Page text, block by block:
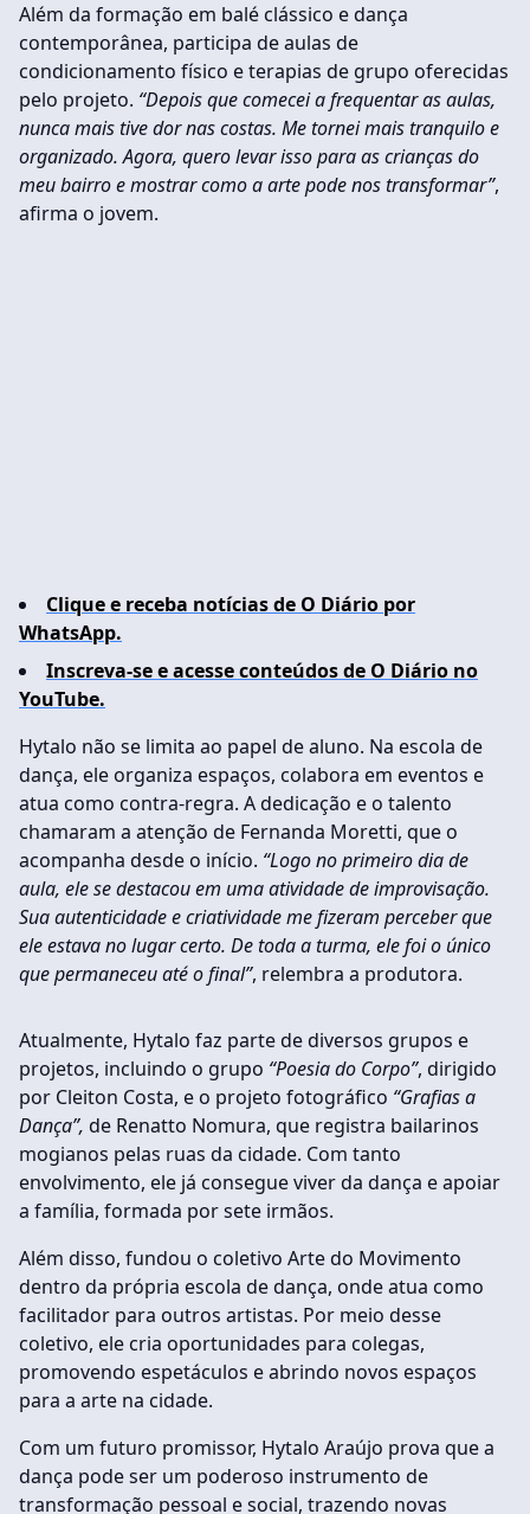
Além da formação em balé clássico e dança
contemporânea, participa de aulas de
condicionamento físico e terapias de grupo oferecidas
pelo projeto. “Depois que comecei a frequentar as aulas,
nunca mais tive dor nas costas. Me tornei mais tranquilo e
organizado. Agora, quero levar isso para as crianças do
meu bairro e mostrar como a arte pode nos transformar”,
afirma o jovem.
Clique e receba notícias de O Diário por
WhatsApp.
Inscreva-se e acesse conteúdos de O Diário no
YouTube.
Hytalo não se limita ao papel de aluno. Na escola de
dança, ele organiza espaços, colabora em eventos e
atua como contra-regra. A dedicação e o talento
chamaram a atenção de Fernanda Moretti, que o
acompanha desde o início. “Logo no primeiro dia de
aula, ele se destacou em uma atividade de improvisação.
Sua autenticidade e criatividade me fizeram perceber que
ele estava no lugar certo. De toda a turma, ele foi o único
que permaneceu até o final”, relembra a produtora.
Atualmente, Hytalo faz parte de diversos grupos e
projetos, incluindo o grupo “Poesia do Corpo”, dirigido
por Cleiton Costa, e o projeto fotográfico “Grafias a
Dança”, de Renatto Nomura, que registra bailarinos
mogianos pelas ruas da cidade. Com tanto
envolvimento, ele já consegue viver da dança e apoiar
a família, formada por sete irmãos.
Além disso, fundou o coletivo Arte do Movimento
dentro da própria escola de dança, onde atua como
facilitador para outros artistas. Por meio desse
coletivo, ele cria oportunidades para colegas,
promovendo espetáculos e abrindo novos espaços
para a arte na cidade.
Com um futuro promissor, Hytalo Araújo prova que a
dança pode ser um poderoso instrumento de
transformação pessoal e social, trazendo novas